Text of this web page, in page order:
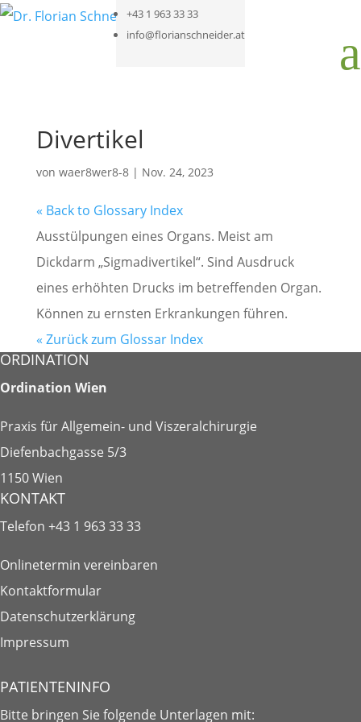
+43 1 963 33 33
info@florianschneider.at
a
Divertikel
von waer8wer8-8| Nov. 24, 2023
« Back to Glossary Index
Ausstülpungen eines Organs. Meist am
Dickdarm „Sigmadivertikel“. Sind Ausdruck
eines erhöhten Drucks im betreffenden Organ.
Können zu ernsten Erkrankungen führen.
« Zurück zum Glossar Index
ORDINATION
Ordination Wien
Praxis für Allgemein- und Viszeralchirurgie
Diefenbachgasse 5/3
1150 Wien
KONTAKT
Telefon +43 1 963 33 33
Onlinetermin vereinbaren
Kontaktformular
Datenschutzerklärung
Impressum
PATIENTENINFO
Bitte bringen Sie folgende Unterlagen mit: